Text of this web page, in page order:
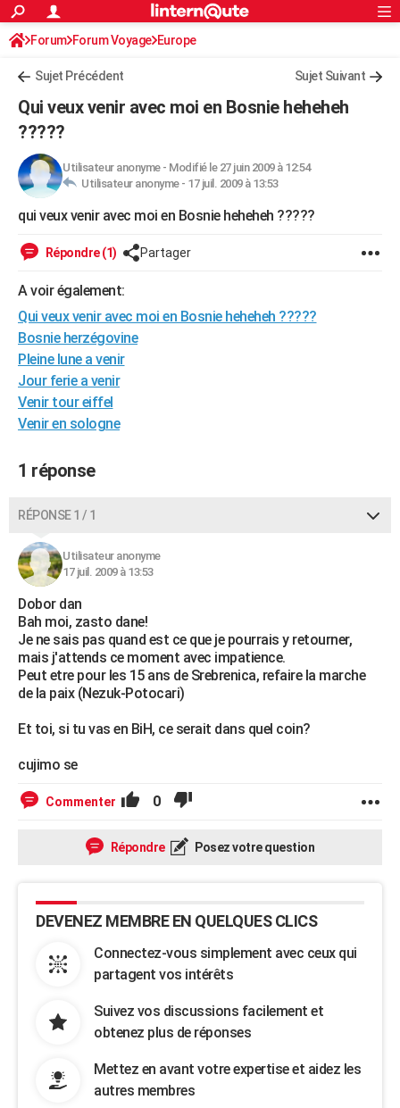
ACTUALITÉS
Politique
Société
Faits Divers
Education
Monde
Villes
+
Programme TV
TNTStreaming
Cinéma
Sorties cinéma
Musique
+FINANCE
Retraite
Impôts
Epargne
Immobilier
Risques naturels par ville
Banque
Assurance
Crédit
AUTO
Essais
Réserver un essai
Citadines
Berlines
SUV
Forum auto
HIGH-TECH
Guides de France
Escapades
Patrimoine
Expositions
Musées
Week-end nature
LIFESTYLE
Art de vivre
Bien-être
Loisirs
Mode
Modes de vie
SANTE
Alimentation
Guide de la santé
Maladies
Médicaments
Sommeil
VOYAGE
Destinations
City break
Voyage nature
Voyage de noces
Forum
Climat
+PHOTO
Carte de Noël
Carte Bonne année
Carte Saint-Valentin
Carte Pâques
Carte d'anniversaire
DICTIONNAIRE
Dictionnaire
Biographies
Citations
Expressions
Proverbes
PROGRAMME TV
COPAINS D'AVANT
S'inscrire
Se connecter
Lycées
Collèges
Primaires
Universités
Entreprises
Service militaire
Avis de recherche
AVIS DE DÉCÈS
S'inscrire
Connexion
Forum Forum Voyage Europe
Sujet Précédent Sujet Suivant
Qui veux venir avec moi en Bosnie heheheh
?????
Utilisateur anonyme- Modifié le 27 juin 2009 à 12:54
Utilisateur anonyme - 17 juil. 2009 à 13:53
qui veux venir avec moi en Bosnie heheheh ?????
Répondre (1) Partager
A voir également:
Qui veux venir avec moi en Bosnie heheheh ?????
Bosnie herzégovine
Pleine lune a venir
Jour ferie a venir
Venir tour eiffel
Venir en sologne
1 réponse
RÉPONSE 1 / 1
Utilisateur anonyme
17 juil. 2009 à 13:53
Dobor dan
Bah moi, zasto dane!
Je ne sais pas quand est ce que je pourrais y retourner,
mais j'attends ce moment avec impatience.
Peut etre pour les 15 ans de Srebrenica, refaire la marche
de la paix (Nezuk-Potocari)
Et toi, si tu vas en BiH, ce serait dans quel coin?
cujimo se
Commenter 0
Répondre Posez votre question
DEVENEZ MEMBRE EN QUELQUES CLICS
Connectez-vous simplement avec ceux qui
partagent vos intérêts
Suivez vos discussions facilement et
obtenez plus de réponses
Mettez en avant votre expertise et aidez les
autres membres